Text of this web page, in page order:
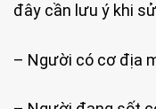
đây cần lưu ý khi
– Người có cơ địa